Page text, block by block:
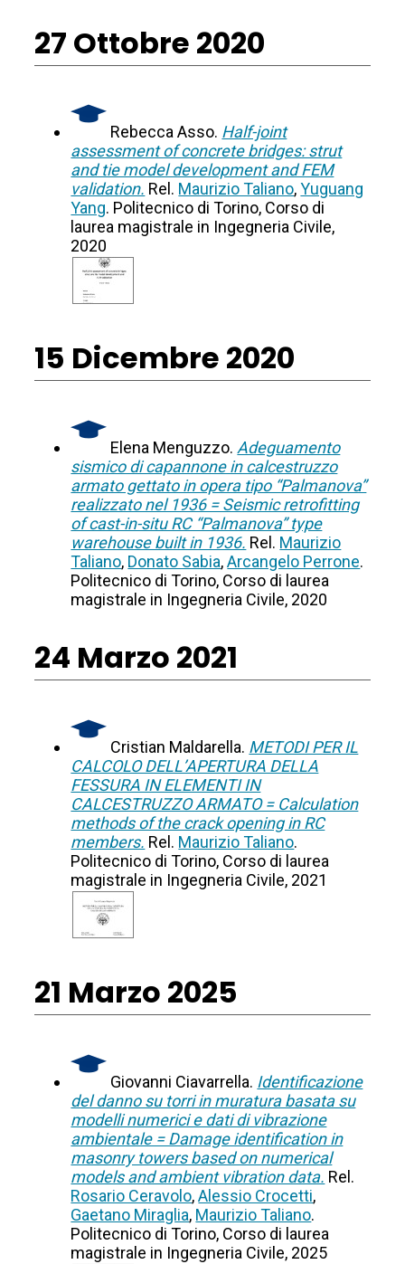
27 Ottobre 2020
Rebecca Asso. Half-joint
assessment of concrete bridges: strut
and tie model development and FEM
validation. Rel. Maurizio Taliano,Yuguang
Yang. Politecnico di Torino, Corso di
laurea magistrale in Ingegneria Civile,
2020
15 Dicembre 2020
Elena Menguzzo.Adeguamento
sismico di capannone in calcestruzzo
armato gettato in opera tipo “Palmanova”
realizzato nel 1936 = Seismic retrofitting
of cast-in-situ RC “Palmanova” type
warehouse built in 1936. Rel. Maurizio
Taliano, Donato Sabia,Arcangelo Perrone.
Politecnico di Torino, Corso di laurea
magistrale in Ingegneria Civile, 2020
24 Marzo 2021
Cristian Maldarella. METODI PER IL
CALCOLO DELL’APERTURA DELLA
FESSURA IN ELEMENTI IN
CALCESTRUZZO ARMATO = Calculation
methods of the crack opening in RC
members. Rel. Maurizio Taliano.
Politecnico di Torino, Corso di laurea
magistrale in Ingegneria Civile, 2021
21 Marzo 2025
Giovanni Ciavarrella. Identificazione
del danno su torri in muratura basata su
modelli numerici e dati di vibrazione
ambientale = Damage identification in
masonry towers based on numerical
models and ambient vibration data. Rel.
Rosario Ceravolo,Alessio Crocetti,
Gaetano Miraglia, Maurizio Taliano.
Politecnico di Torino, Corso di laurea
magistrale in Ingegneria Civile, 2025